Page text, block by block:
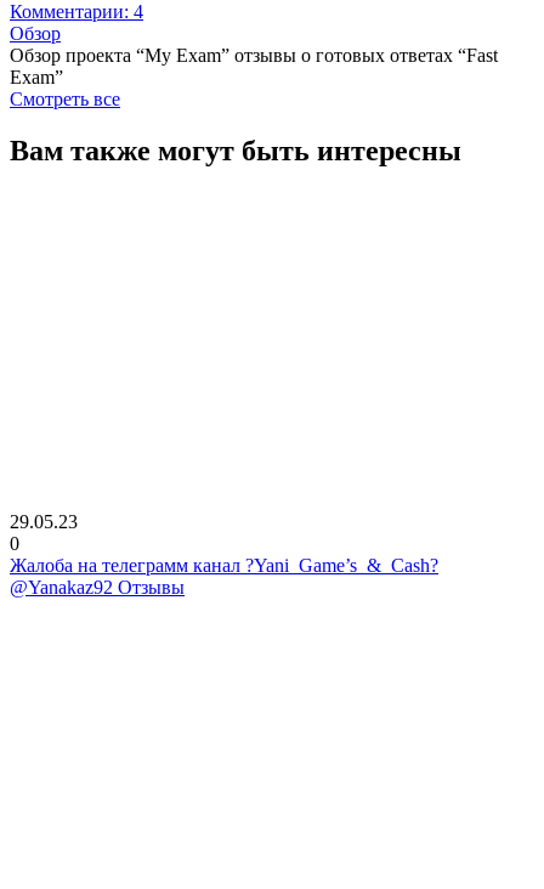
Комментарии: 4
Обзор
Обзор проекта “My Exam” отзывы о готовых ответах “Fast
Exam”
Смотреть все
Вам также могут быть интересны
29.05.23
0
Жалоба на телеграмм канал ?Yani_Game’s_&_Cash?
@Yanakaz92 Отзывы